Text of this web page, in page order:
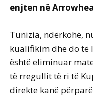
enjten në
Tunizia, ndërkohë,
kualifikim dhe do të
është eliminuar
të rregullit të ri të
direkte kanë